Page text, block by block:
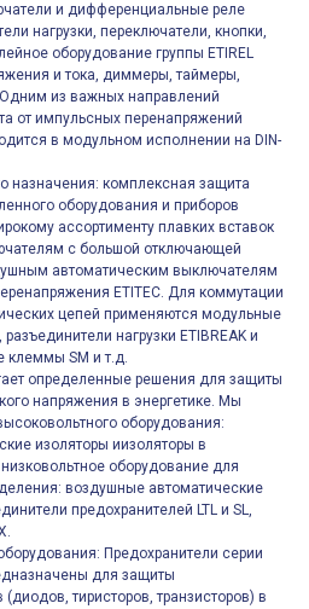
и дифференциальные реле
нагрузки, переключатели, кнопки,
оборудование группы ETIREL
и тока, диммеры, таймеры,
из важных направлений
от импульсных перенапряжений
в модульном исполнении на DIN-
назначения: комплексная защита
оборудования и приборов
ассортименту плавких вставок
с большой отключающей
автоматическим выключателям
ETITEC. Для коммутации
цепей применяются модульные
нагрузки ETIBREAK и
клеммы SM и т.д.
определенные решения для защиты
напряжения в энергетике. Мы
оборудования:
изоляторы иизоляторы в
оборудование для
воздушные автоматические
предохранителей LTL и SL,
Предохранители серии
для защиты
тиристоров, транзисторов) в